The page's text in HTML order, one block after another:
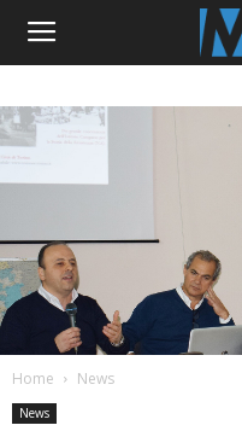
Home News
News